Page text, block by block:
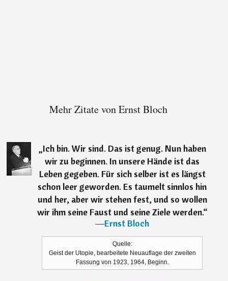
Mehr Zitate von Ernst Bloch
„Ich bin. Wir sind. Das ist genug. Nun haben
wir zu beginnen. In unsere Hände ist das
Leben gegeben. Für sich selber ist es längst
schon leer geworden. Es taumelt sinnlos hin
und her, aber wir stehen fest, und so wollen
wir ihm seine Faust und seine Ziele werden.“
―Ernst Bloch
Quelle:
Geist der Utopie, bearbeitete Neuauflage der zweiten
Fassung von 1923, 1964, Beginn.